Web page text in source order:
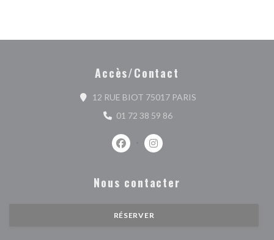
Accès/Contact
12 RUE BIOT 75017 PARIS((ouvre une
01 72 38 59 86
Facebook ((ouvre une nouvelle
Instagram ((ouvre une
Nous contacter
RÉSERVER